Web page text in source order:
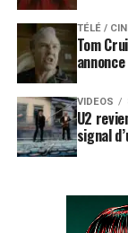
TÉLÉ /
Tom
VIDEOS
U2
signal